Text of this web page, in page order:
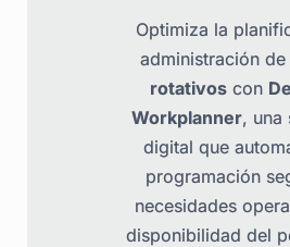
Optimiza la
administración de
rotativos con
Workplanner, una
digital que
programación
necesidades
disponibilidad del